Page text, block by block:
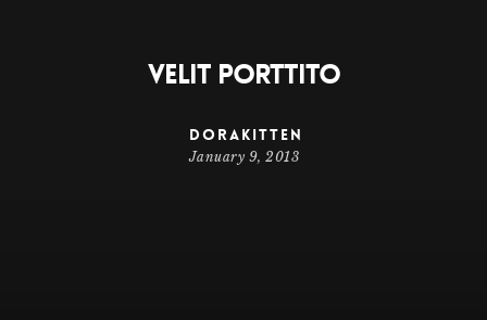
Velit Porttito
dorakitten
January 9, 2013